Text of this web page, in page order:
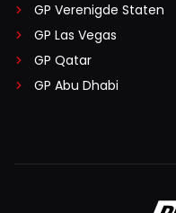
GP Verenigde Staten
GP Las Vegas
GP Qatar
GP Abu Dhabi